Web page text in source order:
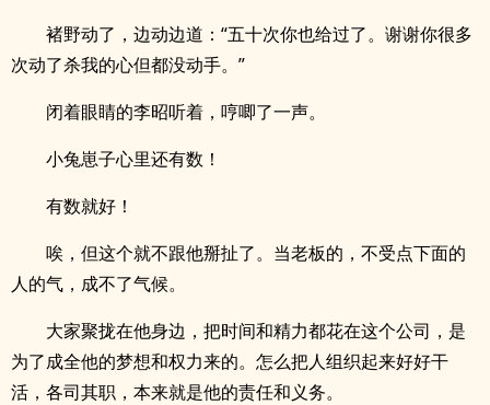
褚野动了，边动边道：“五十次你也给过了。谢谢你很多
次动了杀我的心但都没动手。”
闭着眼睛的李昭听着，哼唧了一声。
小兔崽子心里还有数！
有数就好！
唉，但这个就不跟他掰扯了。当老板的，不受点下面的
人的气，成不了气候。
大家聚拢在他身边，把时间和精力都花在这个公司，是
为了成全他的梦想和权力来的。怎么把人组织起来好好干
活，各司其职，本来就是他的责任和义务。